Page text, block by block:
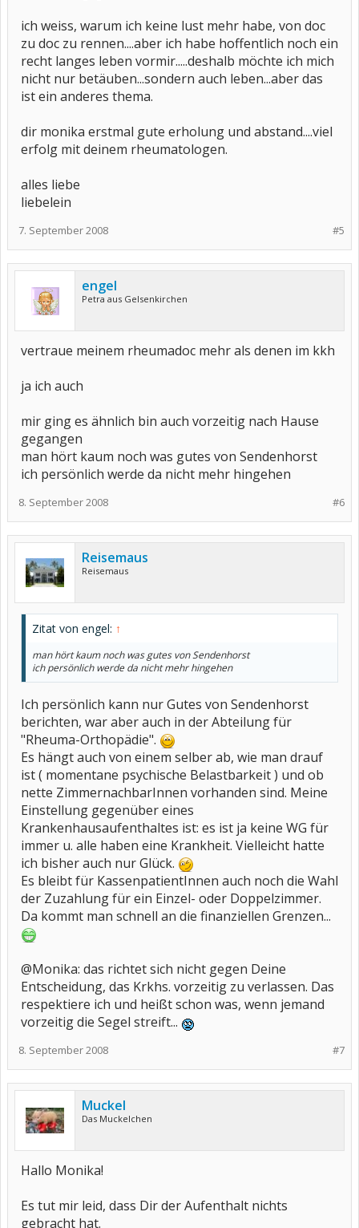
ich weiss, warum ich keine lust mehr habe, von doc
zu doc zu rennen....aber ich habe hoffentlich noch ein
recht langes leben vormir.....deshalb möchte ich mich
nicht nur betäuben...sondern auch leben...aber das
ist ein anderes thema.
dir monika erstmal gute erholung und abstand....viel
erfolg mit deinem rheumatologen.
alles liebe
liebelein
#5
7. September 2008
engel
Petra aus Gelsenkirchen
vertraue meinem rheumadoc mehr als denen im kkh
ja ich auch
mir ging es ähnlich bin auch vorzeitig nach Hause
gegangen
man hört kaum noch was gutes von Sendenhorst
ich persönlich werde da nicht mehr hingehen
#6
8. September 2008
Reisemaus
Reisemaus
Zitat von engel: ↑
man hört kaum noch was gutes von Sendenhorst
ich persönlich werde da nicht mehr hingehen
Ich persönlich kann nur Gutes von Sendenhorst
berichten, war aber auch in der Abteilung für
"Rheuma-Orthopädie".
Es hängt auch von einem selber ab, wie man drauf
ist ( momentane psychische Belastbarkeit ) und ob
nette ZimmernachbarInnen vorhanden sind. Meine
Einstellung gegenüber eines
Krankenhausaufenthaltes ist: es ist ja keine WG für
immer u. alle haben eine Krankheit. Vielleicht hatte
ich bisher auch nur Glück.
Es bleibt für KassenpatientInnen auch noch die Wahl
der Zuzahlung für ein Einzel- oder Doppelzimmer.
Da kommt man schnell an die finanziellen Grenzen...
@Monika: das richtet sich nicht gegen Deine
Entscheidung, das Krkhs. vorzeitig zu verlassen. Das
respektiere ich und heißt schon was, wenn jemand
vorzeitig die Segel streift...
#7
8. September 2008
Muckel
Das Muckelchen
Hallo Monika!
Es tut mir leid, dass Dir der Aufenthalt nichts
gebracht hat.